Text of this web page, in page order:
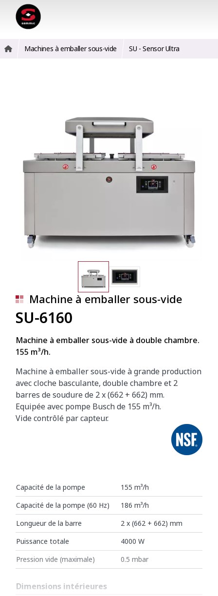
Machines à emballer sous-vide SU - Sensor Ultra
Machine à emballer sous-vide
SU-6160
Machine à emballer sous-vide à double chambre.
155 m­³/h.
Machine à emballer sous-vide à grande production
avec cloche basculante, double chambre et 2
barres de soudure de 2 x (662 + 662) mm.
Equipée avec pompe Busch de 155 m³/h.
Vide contrôlé par capteur.
Capacité de la pompe
155 m³/h
Capacité de la pompe (60 Hz)
186 m³/h
Longueur de la barre
2 x (662 + 662) mm
Puissance totale
4000 W
Pression vide (maximale)
0.5 mbar
Dimensions intérieures